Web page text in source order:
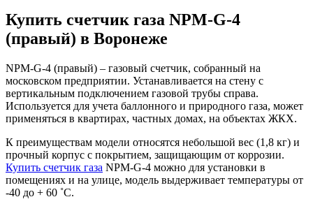
Купить счетчик газа NPM-G-4
(правый) в Воронеже
NPM-G-4 (правый) – газовый счетчик, собранный на
московском предприятии. Устанавливается на стену с
вертикальным подключением газовой трубы справа.
Используется для учета баллонного и природного газа, может
применяться в квартирах, частных домах, на объектах ЖКХ.
К преимуществам модели относятся небольшой вес (1,8 кг) и
прочный корпус с покрытием, защищающим от коррозии.
Купить счетчик газа NPM-G-4 можно для установки в
помещениях и на улице, модель выдерживает температуры от
-40 до + 60 ˚C.